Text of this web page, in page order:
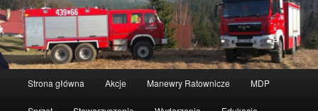
Przeskocz
Strona główna Akcje Manewry Ratownicze MDP